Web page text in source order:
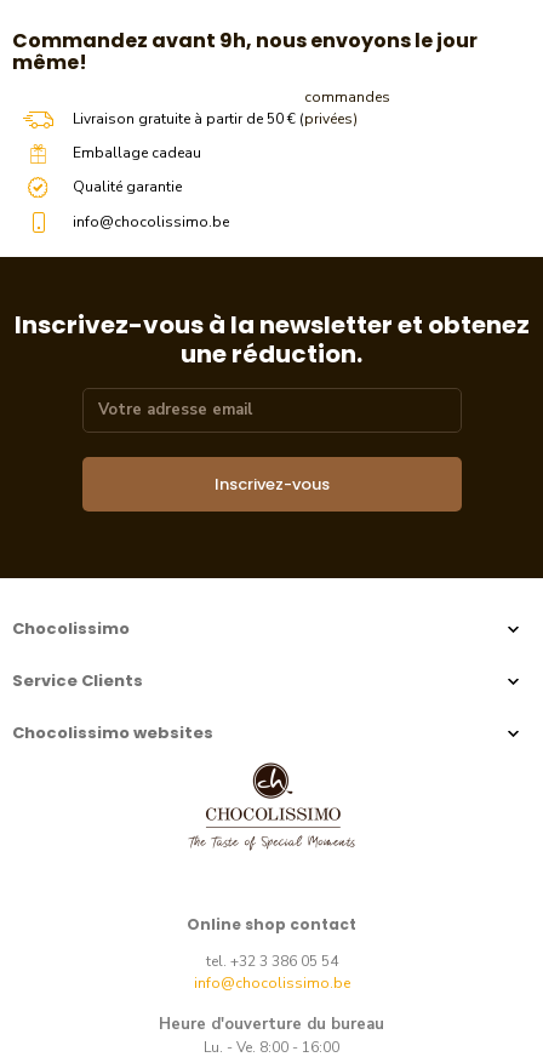
​Commandez avant 9h, nous envoyons le jour
même!
Livraison gratuite à partir de 50 € (
commandes
privées)
Emballage cadeau
Qualité garantie
info@chocolissimo.be
Inscrivez-vous à la newsletter et obtenez
une réduction.
Inscrivez-vous
Chocolissimo
Service Clients
Chocolissimo websites
Online shop contact
tel. +32 3 386 05 54
info@chocolissimo.be
Heure d'ouverture du bureau
Lu. - Ve. 8:00 - 16:00